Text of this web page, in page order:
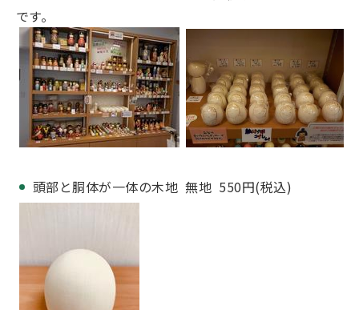
です。
頭部と胴体が一体の木地 無地 550円(税込)